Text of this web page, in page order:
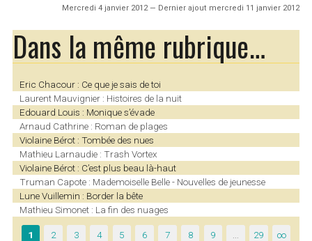
Mercredi 4 janvier 2012 — Dernier ajout mercredi 11 janvier 2012
Dans la même rubrique…
Eric Chacour : Ce que je sais de toi
Laurent Mauvignier : Histoires de la nuit
Edouard Louis : Monique s’évade
Arnaud Cathrine : Roman de plages
Violaine Bérot : Tombée des nues
Mathieu Larnaudie : Trash Vortex
Violaine Bérot : C’est plus beau là-haut
Truman Capote : Mademoiselle Belle - Nouvelles de jeunesse
Lune Vuillemin : Border la bête
Mathieu Simonet : La fin des nuages
1 2 3 4 5 6 7 8 9 29 ∞